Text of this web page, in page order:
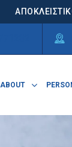
ABOUT